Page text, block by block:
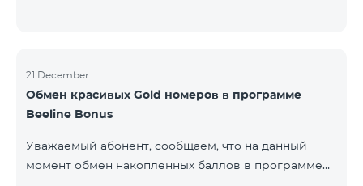
21 December
Обмен красивых Gold номеров в программе
Beeline Bonus
Уважаемый абонент, сообщаем, что на данный
момент обмен накопленных баллов в программе